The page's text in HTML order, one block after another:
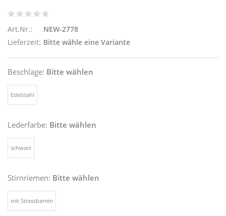
Art.Nr.:
NEW-2778
Lieferzeit: Bitte wähle eine Variante
Beschläge: Bitte wählen
Edelstahl
Lederfarbe: Bitte wählen
schwarz
Stirnriemen: Bitte wählen
mit Strassbarren